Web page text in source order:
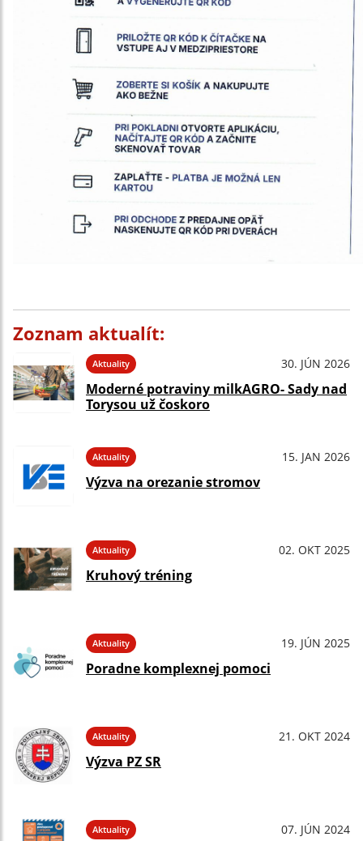
Zoznam aktualít:
Aktuality 30. JÚN 2026
Moderné potraviny milkAGRO- Sady nad
Torysou už čoskoro
Aktuality 15. JAN 2026
Výzva na orezanie stromov
Aktuality 02. OKT 2025
Kruhový tréning
Aktuality 19. JÚN 2025
Poradne komplexnej pomoci
Aktuality 21. OKT 2024
Výzva PZ SR
Aktuality 07. JÚN 2024